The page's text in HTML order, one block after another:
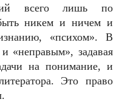
всего лишь по
никем и ничем и
«психом». В
«неправым», задавая
на понимание, и
Это право